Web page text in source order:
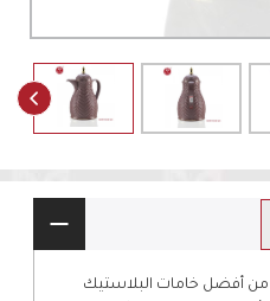
من أفضل خامات البلاستيك